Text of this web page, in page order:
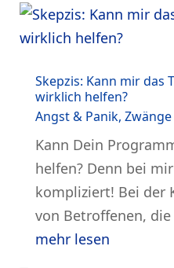
Skepzis: Kann mir das
wirklich helfen?
Angst & Panik, Zwänge
Kann Dein
helfen? Denn bei
kompliziert! Bei der
von Betroffenen, die
mehr lesen